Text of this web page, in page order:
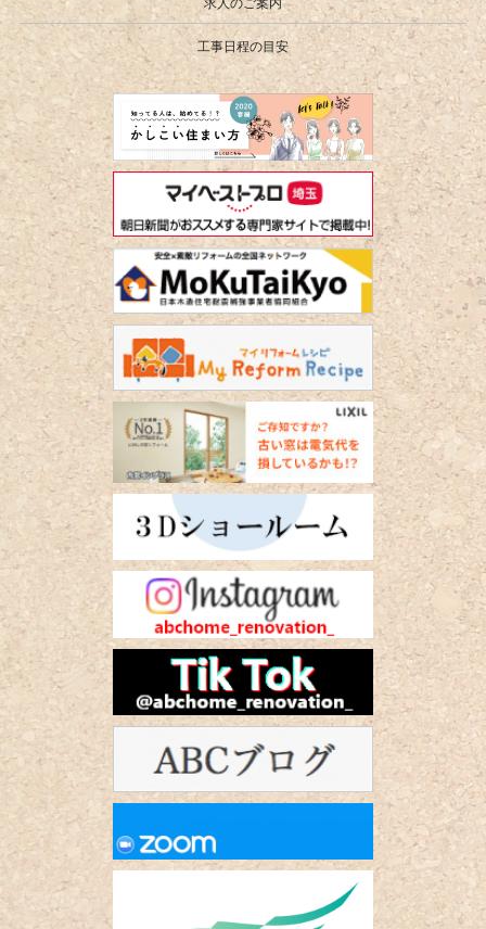
工事日程の目安